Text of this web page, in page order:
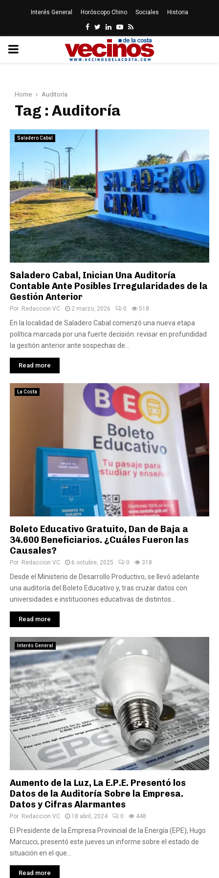
Interés General Horóscopo Chino Sociales Historia
Facebook
Twitter
LinkedinYoutube
Rss
PRIMARY
Home Auditoría
Tag : Auditoría
Saladero Cabal
Saladero Cabal, Inician Una Auditoría
Contable Ante Posibles Irregularidades de la
Gestión Anterior
Por: Redaccion VC 2 marzo, 2026 0 518
En la localidad de Saladero Cabal comenzó una nueva etapa
política marcada por una fuerte decisión: revisar en profundidad
la gestión anterior ante sospechas de...
Read more
La Costa
Boleto Educativo Gratuito, Dan de Baja a
34.600 Beneficiarios. ¿Cuáles Fueron las
Causales?
Por: Redaccion VC 6 octubre, 2025 0 318
Desde el Ministerio de Desarrollo Productivo, se llevó adelante
una auditoría del Boleto Educativo y, tras cruzar datos con
universidades e instituciones educativas de distintos...
Read more
Interés General
Aumento de la Luz, La E.P.E. Presentó los
Datos de la Auditoría Sobre la Empresa.
Datos y Cifras Alarmantes
Por: Redaccion VC 18 abril, 2024 0 448
El Presidente de la Empresa Provincial de la Energía (EPE), Hugo
Marcucci, presentó este jueves un informe sobre el estado de
situación en el que...
Read more